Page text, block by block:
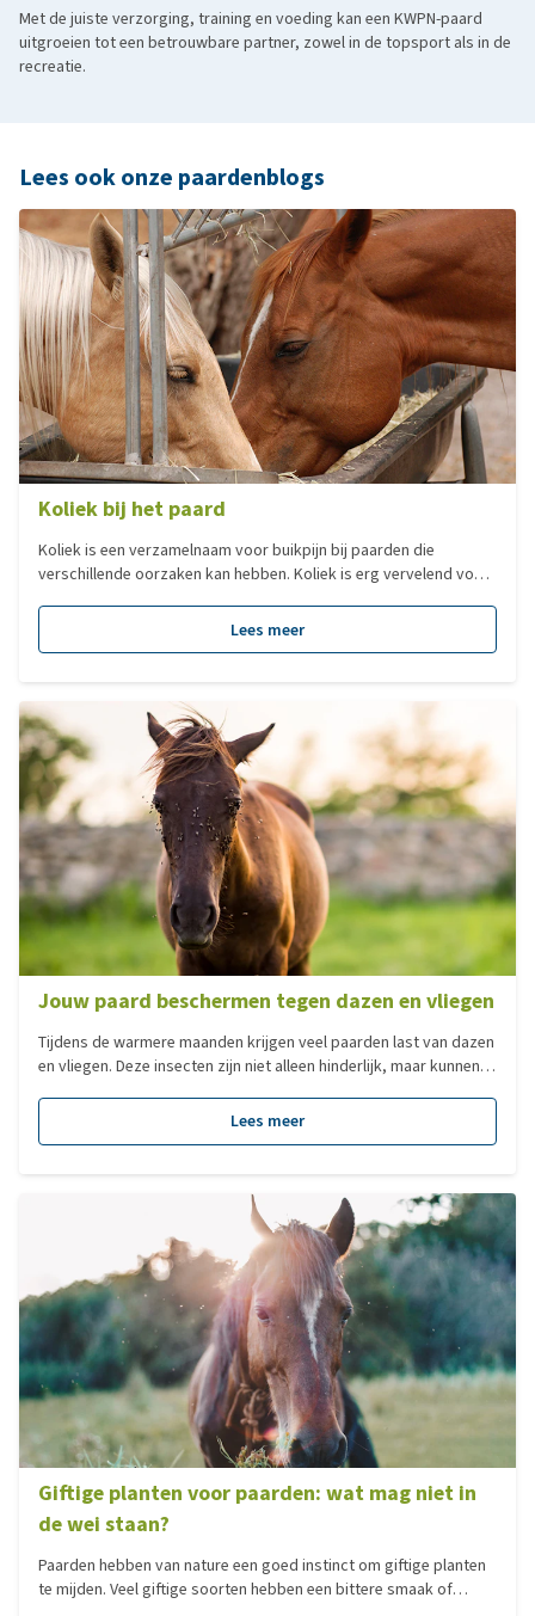
Met de juiste verzorging, training en voeding kan een KWPN-paard
uitgroeien tot een betrouwbare partner, zowel in de topsport als in de
recreatie.
Lees ook onze paardenblogs
Koliek bij het paard
Koliek is een verzamelnaam voor buikpijn bij paarden die
verschillende oorzaken kan hebben. Koliek is erg vervelend voor
Lees meer
Jouw paard beschermen tegen dazen en vliegen
Tijdens de warmere maanden krijgen veel paarden last van dazen
en vliegen. Deze insecten zijn niet alleen hinderlijk, maar kunnen
Gelukkig zijn er verschillende manieren om je paard effectief te
beschermen en comfortabel de zomer door te helpen.
Lees meer
Giftige planten voor paarden: wat mag niet in
de wei staan?
Paarden hebben van nature een goed instinct om giftige planten
te mijden. Veel giftige soorten hebben een bittere smaak of